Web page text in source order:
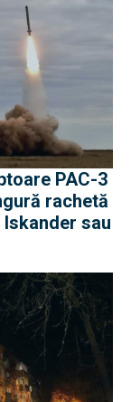
PAC-3
rachetă
sau